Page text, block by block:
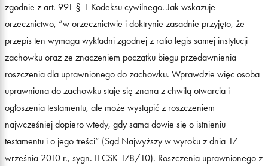
zgodnie z art. 991 § 1 Kodeksu cywilnego. Jak wskazuje
orzecznictwo, “w orzecznictwie i doktrynie zasadnie przyjęto, że
przepis ten wymaga wykładni zgodnej z ratio legis samej instytucji
zachowku oraz ze znaczeniem początku biegu przedawnienia
roszczenia dla uprawnionego do zachowku. Wprawdzie więc osoba
uprawniona do zachowku staje się znana z chwilą otwarcia i
ogłoszenia testamentu, ale może wystąpić z roszczeniem
najwcześniej dopiero wtedy, gdy sama dowie się o istnieniu
testamentu i o jego treści” (Sąd Najwyższy w wyroku z dnia 17
września 2010 r., sygn. II CSK 178/10). Roszczenia uprawnionego z